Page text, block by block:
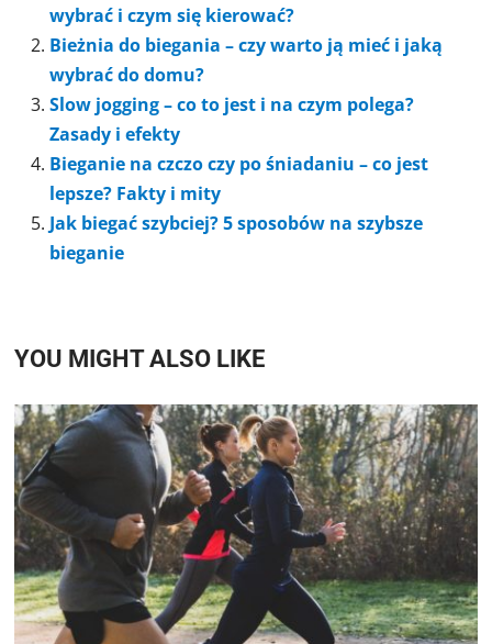
wybrać i czym się kierować?
Bieżnia do biegania – czy warto ją mieć i jaką
wybrać do domu?
Slow jogging – co to jest i na czym polega?
Zasady i efekty
Bieganie na czczo czy po śniadaniu – co jest
lepsze? Fakty i mity
Jak biegać szybciej? 5 sposobów na szybsze
bieganie
YOU MIGHT ALSO LIKE